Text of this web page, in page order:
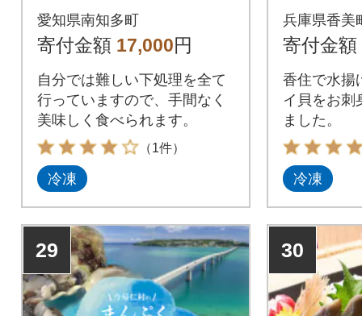
より
愛知県南知多町
寄付金額 17,000円
自分では難しい下処理を全て
行っていますので、手間なく
美味しく食べられます。
（1件）
冷凍
和7年9
け)
兵庫県香美
寄付金額
香住で水揚
イ貝をお刺
ました。
冷凍
29 30